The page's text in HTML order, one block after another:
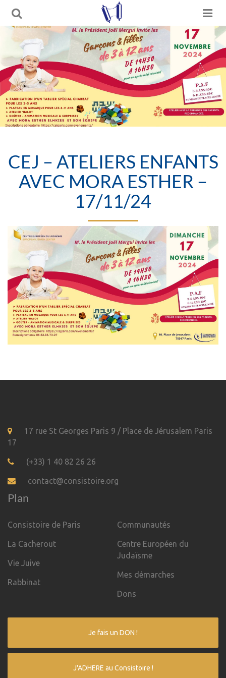
CEJ – ATELIERS ENFANTS
AVEC MORA ESTHER –
17/11/24
17 rue St Georges Paris 9 / Place de Jérusalem Paris
17
(+33) 1 40 82 26 26
contact@consistoire.org
Plan
Consistoire de Paris
La Cacherout
Vie Juive
Rabbinat
Communautés
Centre Européen du
Judaïsme
Mes démarches
Dons
Je fais un DON !
J'ADHERE au Consistoire !